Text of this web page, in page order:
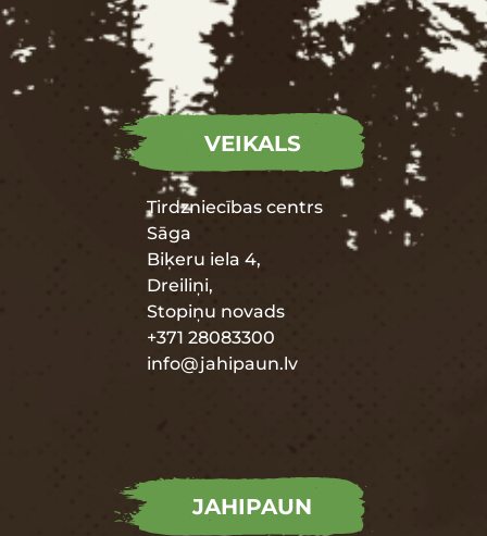
VEIKALS
Tirdzniecības centrs
Sāga
Biķeru iela 4,
Dreiliņi,
Stopiņu novads
+371 28083300
info@jahipaun.lv
JAHIPAUN